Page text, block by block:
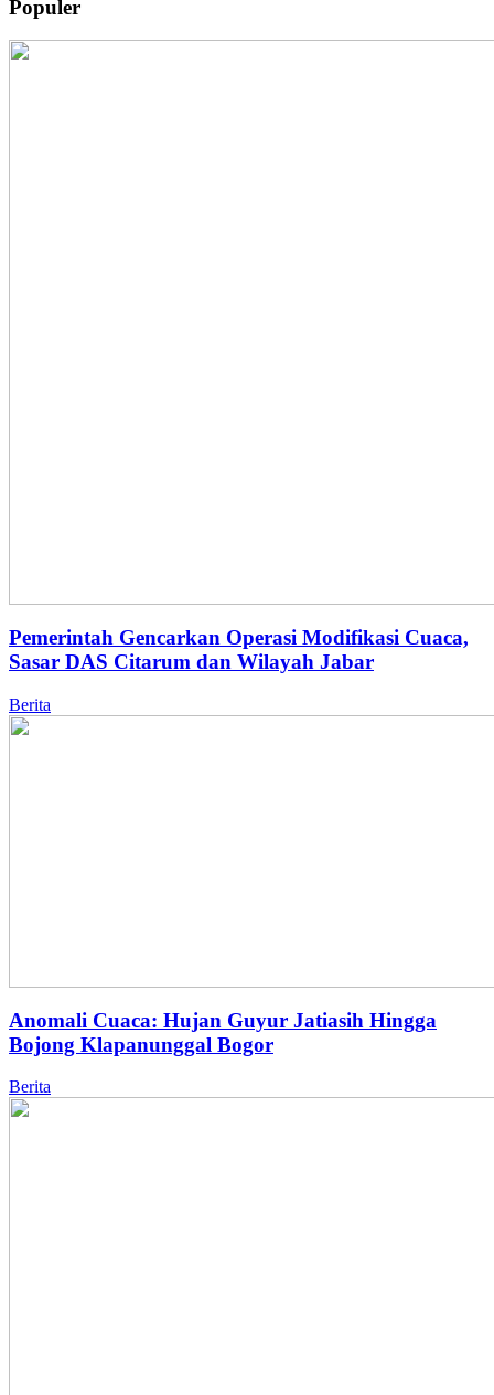
Populer
Pemerintah Gencarkan Operasi Modifikasi Cuaca,
Sasar DAS Citarum dan Wilayah Jabar
Berita
Anomali Cuaca: Hujan Guyur Jatiasih Hingga
Bojong Klapanunggal Bogor
Berita